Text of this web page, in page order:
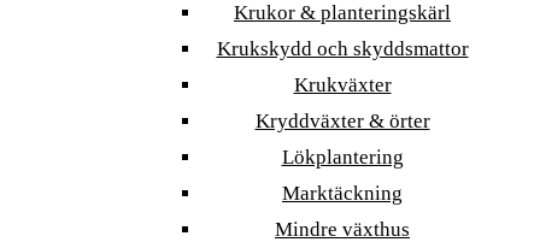
Krukor & planteringskärl
Krukskydd och skyddsmattor
Krukväxter
Kryddväxter & örter
Lökplantering
Marktäckning
Mindre växthus